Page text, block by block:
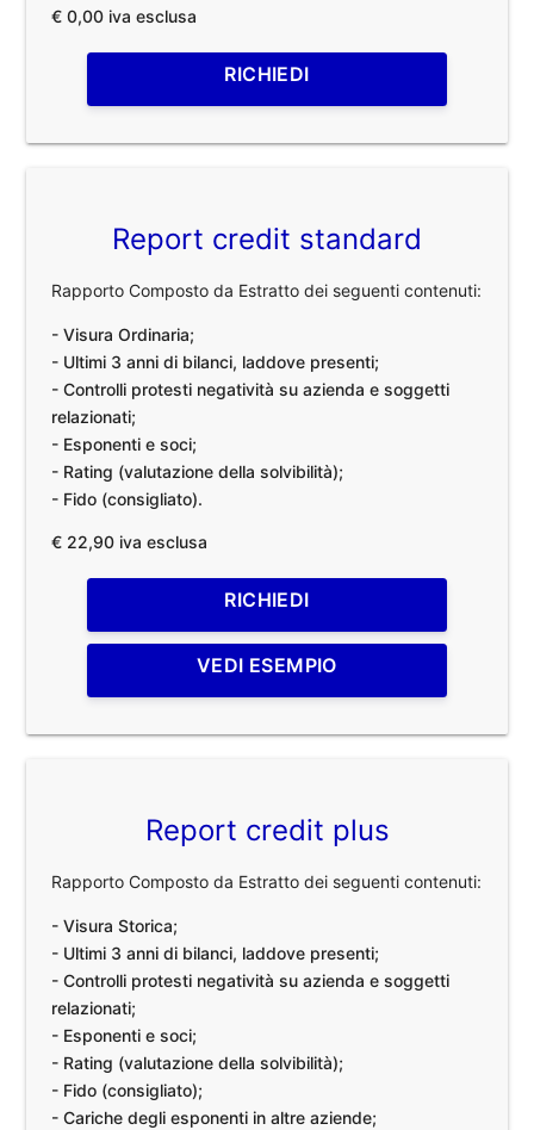
€ 0,00 iva esclusa
RICHIEDI
Report credit standard
Rapporto Composto da Estratto dei seguenti contenuti:
- Visura Ordinaria;
- Ultimi 3 anni di bilanci, laddove presenti;
- Controlli protesti negatività su azienda e soggetti
relazionati;
- Esponenti e soci;
- Rating (valutazione della solvibilità);
- Fido (consigliato).
€ 22,90 iva esclusa
RICHIEDI
VEDI ESEMPIO
Report credit plus
Rapporto Composto da Estratto dei seguenti contenuti:
- Visura Storica;
- Ultimi 3 anni di bilanci, laddove presenti;
- Controlli protesti negatività su azienda e soggetti
relazionati;
- Esponenti e soci;
- Rating (valutazione della solvibilità);
- Fido (consigliato);
- Cariche degli esponenti in altre aziende;